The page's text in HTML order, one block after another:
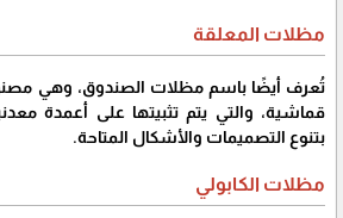
مظلات المعلقة
تُعرف أيضًا باسم مظلات الصندوق، وهي
قماشية، والتي يتم تثبيتها على أعمدة
بتنوع التصميمات والأشكال المتاحة.
مظلات الكابولي